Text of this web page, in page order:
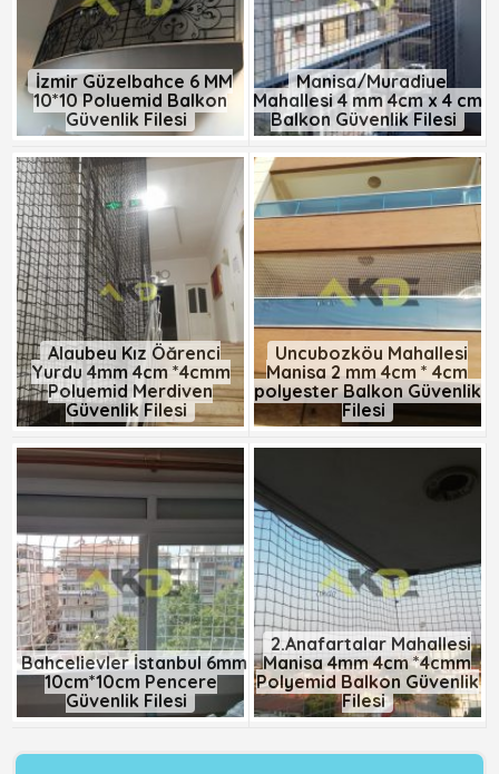
İzmir Güzelbahçe 6 MM
10*10 Polyemid Balkon
Güvenlik Filesi
Manisa/Muradiye
Mahallesi 4 mm 4cm x 4 cm
Balkon Güvenlik Filesi
Alaybey Kız Öğrenci
Yurdu 4mm 4cm *4cmm
Polyemid Merdiven
Güvenlik Filesi
Uncubozköy Mahallesi
Manisa 2 mm 4cm * 4cm
polyester Balkon Güvenlik
Filesi
Bahçelievler İstanbul 6mm
10cm*10cm Pencere
Güvenlik Filesi
2.Anafartalar Mahallesi
Manisa 4mm 4cm *4cmm
Polyemid Balkon Güvenlik
Filesi